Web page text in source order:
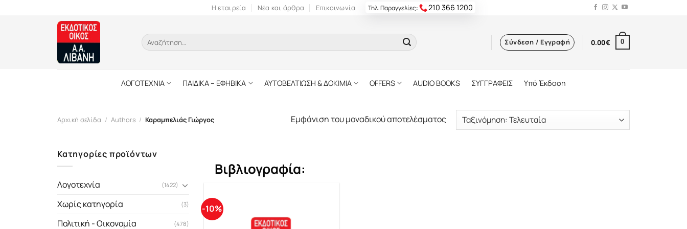
Η εταιρεία Νέα και άρθρα Επικοινωνία Τηλ. Παραγγελίες: 210 366 1200
Αναζήτηση
για:
Σύνδεση / Εγγραφή 0.00€ 0
ΛΟΓΟΤΕΧΝΙΑ ΠΑΙΔΙΚΑ – ΕΦΗΒΙΚΑ ΑΥΤΟΒΕΛΤΙΩΣΗ & ΔΟΚΙΜΙΑ OFFERS AUDIO BOOKS ΣΥΓΓΡΑΦΕΙΣ Υπό Έκδοση
Αρχική σελίδα / Authors / Καραμπελιάς Γιώργος Εμφάνιση του μοναδικού αποτελέσματος
Κατηγορίες προϊόντων
Λογοτεχνία (1422)
Χωρίς κατηγορία (3)
Πολιτική - Οικονομία (478)
Βιβλιογραφία:
-10%